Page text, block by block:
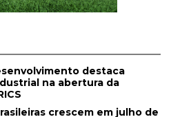
destaca
na abertura da